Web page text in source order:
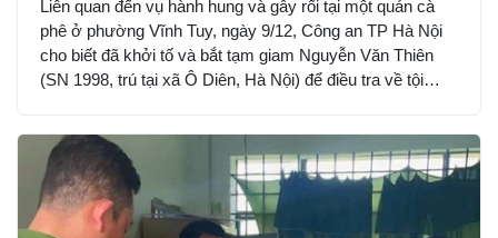
Liên quan đến vụ hành hung và gây rối tại một quán cà
phê ở phường Vĩnh Tuy, ngày 9/12, Công an TP Hà Nội
cho biết đã khởi tố và bắt tạm giam Nguyễn Văn Thiên
(SN 1998, trú tại xã Ô Diên, Hà Nội) để điều tra về tội